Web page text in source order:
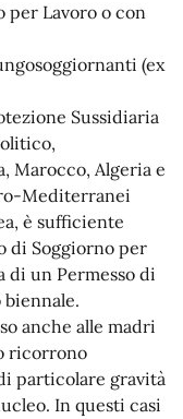
per Lavoro o con
(ex
Sussidiaria
Marocco, Algeria e
Mediterranei
è sufficiente
di Soggiorno per
un Permesso di
biennale.
anche alle madri
ricorrono
particolare gravità
In questi casi